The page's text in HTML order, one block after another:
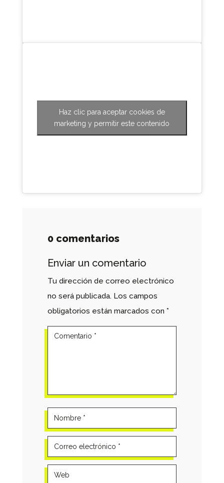
Haz clic para aceptar cookies de
marketing y permitir este contenido
0 comentarios
Enviar un comentario
Tu dirección de correo electrónico
no será publicada. Los campos
obligatorios están marcados con *